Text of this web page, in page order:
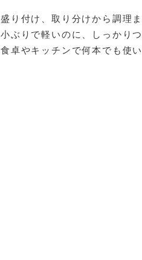
盛り付け、取り分けから調理
小ぶりで軽いのに、しっかり
食卓やキッチンで何本でも使